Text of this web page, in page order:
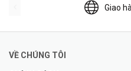
Giao
VỀ CHÚNG TÔI